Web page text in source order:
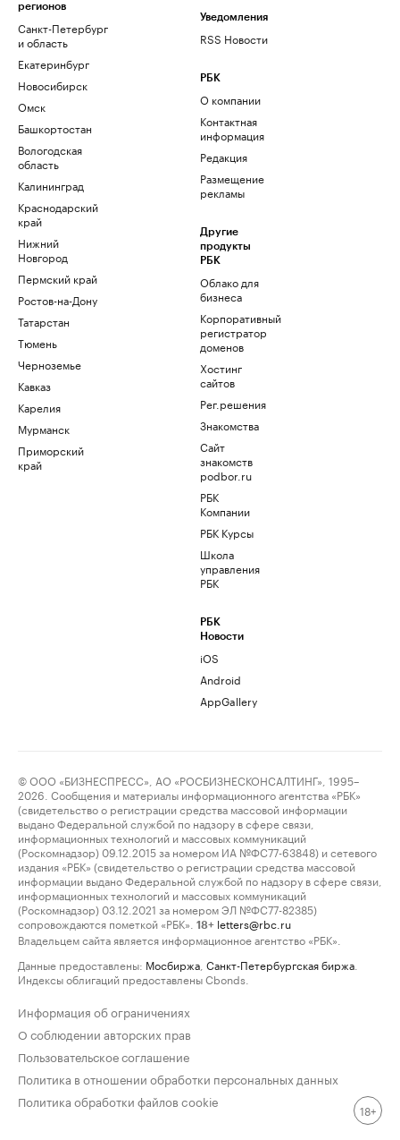
регионов
Санкт-Петербург
и область
Екатеринбург
Новосибирск
Омск
Башкортостан
Вологодская
область
Калининград
Краснодарский
край
Нижний
Новгород
Пермский край
Ростов-на-Дону
Татарстан
Тюмень
Черноземье
Кавказ
Карелия
Мурманск
Приморский
край
Уведомления
RSS Новости
РБК
О компании
Контактная
информация
Редакция
Размещение
рекламы
Другие
продукты
РБК
Облако для
бизнеса
Корпоративный
регистратор
доменов
Хостинг
сайтов
Рег.решения
Знакомства
Сайт
знакомств
podbor.ru
РБК
Компании
РБК Курсы
Школа
управления
РБК
РБК
Новости
iOS
Android
AppGallery
© ООО «БИЗНЕСПРЕСС», АО «РОСБИЗНЕСКОНСАЛТИНГ», 1995–
2026. Сообщения и материалы информационного агентства «РБК»
(свидетельство о регистрации средства массовой информации
выдано Федеральной службой по надзору в сфере связи,
информационных технологий и массовых коммуникаций
(Роскомнадзор) 09.12.2015 за номером ИА №ФС77-63848) и сетевого
издания «РБК» (свидетельство о регистрации средства массовой
информации выдано Федеральной службой по надзору в сфере связи,
информационных технологий и массовых коммуникаций
(Роскомнадзор) 03.12.2021 за номером ЭЛ №ФС77-82385)
сопровождаются пометкой «РБК».
18+ letters@rbc.ru
Владельцем сайта является информационное агентство «РБК».
Данные предоставлены: Мосбиржа Санкт-Петербургская биржа
Индексы облигаций предоставлены Cbonds.
Информация об ограничениях
О соблюдении авторских прав
Пользовательское соглашение
Политика в отношении обработки персональных данных
Политика обработки файлов cookie
18+